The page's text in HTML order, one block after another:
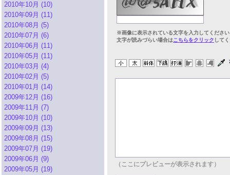
2010年10月 (10)
2010年09月 (11)
2010年08月 (5)
2010年07月 (6)
2010年06月 (11)
2010年05月 (11)
2010年03月 (4)
2010年02月 (5)
2010年01月 (14)
2009年12月 (16)
2009年11月 (7)
2009年10月 (10)
2009年09月 (13)
2009年08月 (15)
2009年07月 (19)
2009年06月 (9)
2009年05月 (19)
※画像に表示されている文字を入力してくださ
文字が読みづらい場合はこちらをクリック して
（ここにプレビューが表示されます）